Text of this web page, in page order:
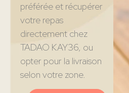
préférée et récupérer
votre repas
directement chez
TADAO KAY36, ou
opter pour la livraison
selon votre zone.